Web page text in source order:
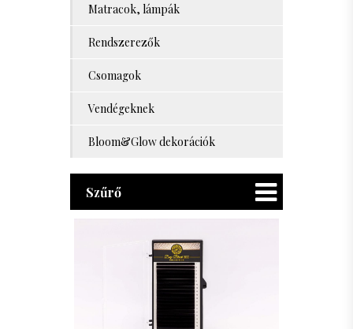
Matracok, lámpák
Rendszerezők
Csomagok
Vendégeknek
Bloom&Glow dekorációk
Szűrő